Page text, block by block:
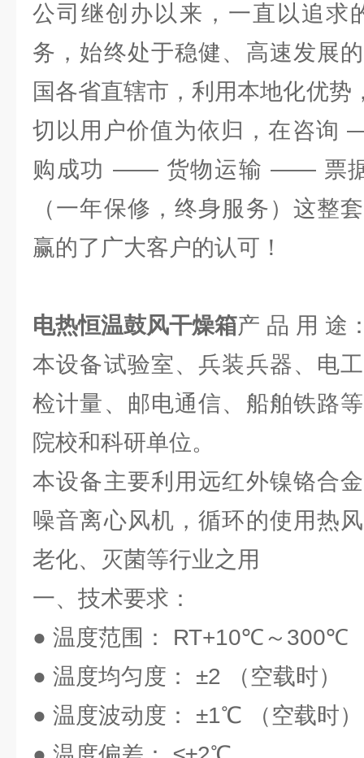
公司继创办以来，一直以追求
务，始终处于稳健、高速发展
国各省直辖市，利用本地化优势
切以用户价值为依归，在咨
购成功 —— 货物运输 —— 票
（一年保修，终身服务）这整
赢的了广大客户的认可！
电热恒温鼓风干燥箱产 品 用 途
本设备试验室、兵装兵器、电
检计量、邮电通信、船舶铁路
院校和科研单位。
本设备主要利用远红外镍铬合
噪音离心风机，循环的使用热
老化、灭菌等行业之用
一、技术要求：
● 温度范围： RT+10℃～300℃
● 温度均匀度： ±2 （空载时）
● 温度波动度： ±1℃ （空载时）